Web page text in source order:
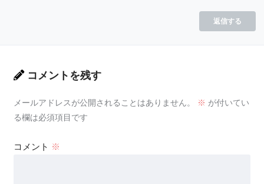
返信する
コメントを残す
メールアドレスが公開されることはありません。 ※ が付いてい
る欄は必須項目です
コメント ※